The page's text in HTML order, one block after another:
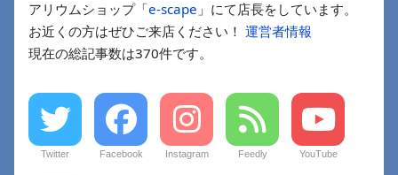
アリウムショップ「e-scape 」にて店長をしています。
お近くの方はぜひご来店ください！ 運営者情報
現在の総記事数は370件です。
Twitter Facebook Instagram Feedly YouTube